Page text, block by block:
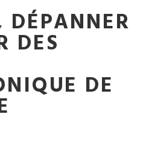
DÉPANNER
DES
DE